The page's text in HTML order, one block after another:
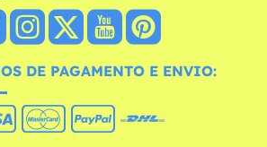
DE PAGAMENTO E ENVIO: